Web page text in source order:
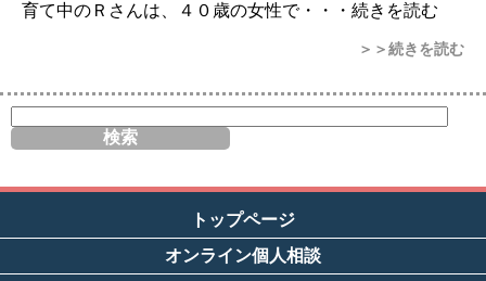
育て中のＲさんは、４０歳の女性で・・・続きを読む
＞＞続きを読む
イ
ト
検
トップページ
オンライン個人相談